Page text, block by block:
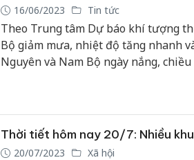
16/06/2023 Tin tức
Theo Trung tâm Dự báo khí tượng
Bộ giảm mưa, nhiệt độ tăng nhanh
Nguyên và Nam Bộ ngày nắng,
Thời tiết hôm nay 20/7: Nhiều
20/07/2023 Xã hội